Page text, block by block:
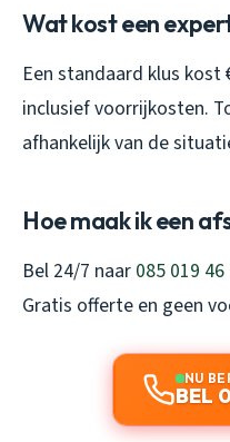
Wat kost een
Een standaard klus kost
inclusief voorrijkosten.
afhankelijk van de
Hoe maak ik een
Bel 24/7 naar 085 019 46
Gratis offerte en geen
NU
BEL